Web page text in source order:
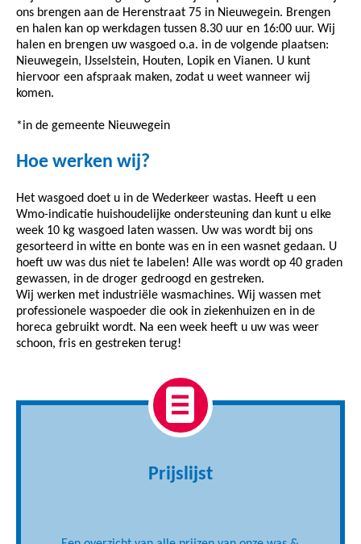
ons brengen aan de Herenstraat 75 in Nieuwegein. Brengen
en halen kan op werkdagen tussen 8.30 uur en 16:00 uur. Wij
halen en brengen uw wasgoed o.a. in de volgende plaatsen:
Nieuwegein, IJsselstein, Houten, Lopik en Vianen. U kunt
hiervoor een afspraak maken, zodat u weet wanneer wij
komen.
*in de gemeente Nieuwegein
Hoe werken wij?
Het wasgoed doet u in de Wederkeer wastas. Heeft u een
Wmo-indicatie huishoudelijke ondersteuning dan kunt u elke
week 10 kg wasgoed laten wassen. Uw was wordt bij ons
gesorteerd in witte en bonte was en in een wasnet gedaan. U
hoeft uw was dus niet te labelen! Alle was wordt op 40 graden
gewassen, in de droger gedroogd en gestreken.
Wij werken met industriële wasmachines. Wij wassen met
professionele waspoeder die ook in ziekenhuizen en in de
horeca gebruikt wordt. Na een week heeft u uw was weer
schoon, fris en gestreken terug!
Prijslijst